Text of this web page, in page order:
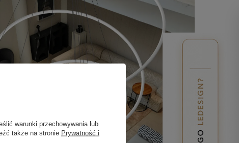
warunki przechowywania lub
także na stronie Prywatność i